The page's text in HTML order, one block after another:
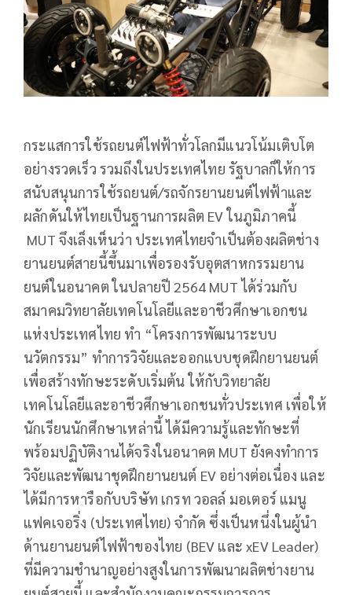
กระแสการใช้รถยนต์ไฟฟ้าทั่วโลกมีแนวโน้มเติบโต
อย่างรวดเร็ว รวมถึงในประเทศไทย รัฐบาลก็ให้การ
สนับสนุนการใช้รถยนต์/รถจักรยานยนต์ไฟฟ้าและ
ผลักดันให้ไทยเป็นฐานการผลิต EV ในภูมิภาคนี้
MUT จึงเล็งเห็นว่า ประเทศไทยจำเป็นต้องผลิตช่าง
ยานยนต์สายนี้ขึ้นมาเพื่อรองรับอุตสาหกรรมยาน
ยนต์ในอนาคต ในปลายปี 2564 MUT ได้ร่วมกับ
สมาคมวิทยาลัยเทคโนโลยีและอาชีวศึกษาเอกชน
แห่งประเทศไทย ทำ “โครงการพัฒนาระบบ
นวัตกรรม” ทำการวิจัยและออกแบบชุดฝึกยานยนต์
เพื่อสร้างทักษะระดับเริ่มต้น ให้กับวิทยาลัย
เทคโนโลยีและอาชีวศึกษาเอกชนทั่วประเทศ เพื่อให้
นักเรียนนักศึกษาเหล่านี้ ได้มีความรู้และทักษะที่
พร้อมปฏิบัติงานได้จริงในอนาคต MUT ยังคงทำการ
วิจัยและพัฒนาชุดฝึกยานยนต์ EV อย่างต่อเนื่อง และ
ได้มีการหารือกับบริษัท เกรท วอลล์ มอเตอร์ แมนู
แฟคเจอริ่ง (ประเทศไทย) จำกัด ซึ่งเป็นหนึ่งในผู้นำ
ด้านยานยนต์ไฟฟ้าของไทย (BEV และ xEV Leader)
ที่มีความชำนาญอย่างสูงในการพัฒนาผลิตช่างยาน